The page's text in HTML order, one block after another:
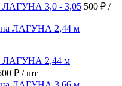
ЛАГУНА 3,0 - 3,05 500 ₽ /
ЛАГУНА 2,44 м
₽ / шт